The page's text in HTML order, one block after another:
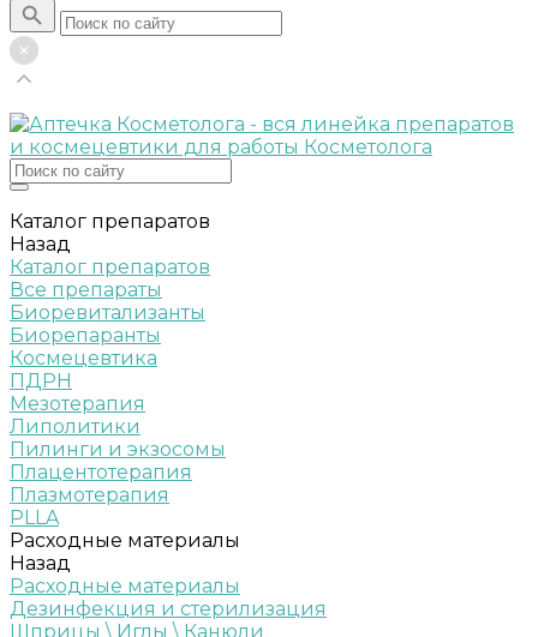
Каталог препаратов
Назад
Каталог препаратов
Все препараты
Биоревитализанты
Биорепаранты
Космецевтика
ПДРН
Мезотерапия
Липолитики
Пилинги и экзосомы
Плацентотерапия
Плазмотерапия
PLLA
Расходные материалы
Назад
Расходные материалы
Дезинфекция и стерилизация
Шприцы \ Иглы \ Канюли